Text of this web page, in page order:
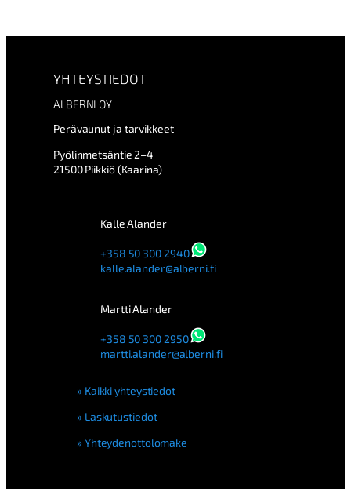
YHTEYSTIEDOT
ALBERNI OY
Perävaunut ja tarvikkeet
Pyölinmetsäntie 2–4
21500 Piikkiö (Kaarina)
Kalle Alander
+358 50 300 2940
kalle.alander@alberni.fi
Martti Alander
+358 50 300 2950
martti.alander@alberni.fi
Kaikki yhteystiedot
Laskutustiedot
Yhteydenottolomake